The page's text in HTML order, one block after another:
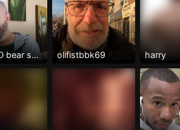
MADRID bear serio y masculino olifistbbk69 harry